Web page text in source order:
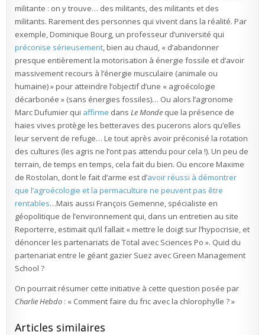
militante : on y trouve… des militants, des militants et des
militants. Rarement des personnes qui vivent dans la réalité. Par
exemple, Dominique Bourg, un professeur d’université qui
préconise sérieusement, bien au chaud, « d’abandonner
presque entièrement la motorisation à énergie fossile et d’avoir
massivement recours à l’énergie musculaire (animale ou
humaine) » pour atteindre l’objectif d’une « agroécologie
décarbonée » (sans énergies fossiles)… Ou alors l’agronome
Marc Dufumier qui affirme dansLe Monde que la présence de
haies vives protège les betteraves des pucerons alors qu’elles
leur servent de refuge… Le tout après avoir préconisé la rotation
des cultures (les agris ne l’ont pas attendu pour cela !). Un peu de
terrain, de temps en temps, cela fait du bien. Ou encore Maxime
de Rostolan, dont le fait d’arme est d’avoir réussi à démontrer
que l’agroécologie et la permaculture ne peuvent pas être
rentables…Mais aussi François Gemenne, spécialiste en
géopolitique de l’environnement qui, dans un entretien au site
Reporterre, estimait qu’il fallait « mettre le doigt sur l’hypocrisie, et
dénoncer les partenariats de Total avec Sciences Po ». Quid du
partenariat entre le géant gazier Suez avec Green Management
School ?
On pourrait résumer cette initiative à cette question posée par
Charlie Hebdo : « Comment faire du fric avec la chlorophylle ? »
Articles similaires